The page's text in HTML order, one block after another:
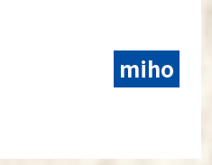
miho